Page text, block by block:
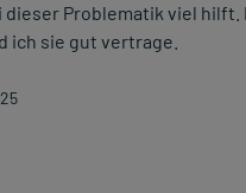
Problematik viel
ich sie gut vertrage.